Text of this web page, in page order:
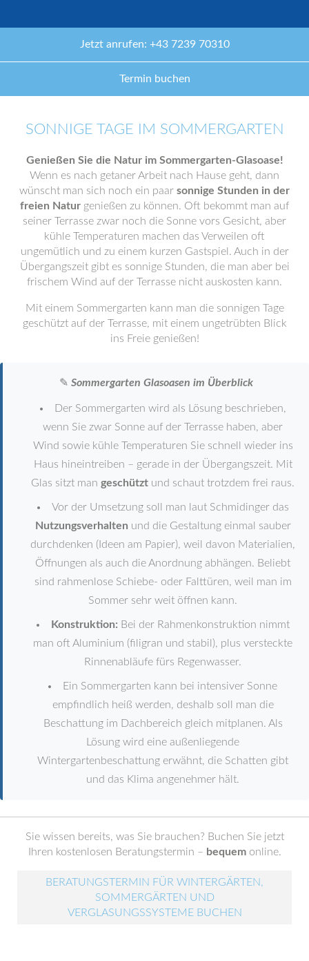
Jetzt anrufen: +43 7239 70310
Termin buchen
SONNIGE TAGE IM SOMMERGARTEN
Genießen Sie die Natur im Sommergarten-Glasoase!
Wenn es nach getaner Arbeit nach Hause geht, dann
wünscht man sich noch ein paar sonnige Stunden in der
freien Natur genießen zu können. Oft bekommt man auf
seiner Terrasse zwar noch die Sonne vors Gesicht, aber
kühle Temperaturen machen das Verweilen oft
ungemütlich und zu einem kurzen Gastspiel. Auch in der
Übergangszeit gibt es sonnige Stunden, die man aber bei
frischem Wind auf der Terrasse nicht auskosten kann.
Mit einem Sommergarten kann man die sonnigen Tage
geschützt auf der Terrasse, mit einem ungetrübten Blick
ins Freie genießen!
✎ Sommergarten Glasoasen im Überblick
Der Sommergarten wird als Lösung beschrieben,
wenn Sie zwar Sonne auf der Terrasse haben, aber
Wind sowie kühle Temperaturen Sie schnell wieder ins
Haus hineintreiben – gerade in der Übergangszeit. Mit
Glas sitzt man geschützt und schaut trotzdem frei raus.
Vor der Umsetzung soll man laut Schmidinger das
Nutzungsverhalten und die Gestaltung einmal sauber
durchdenken (Ideen am Papier), weil davon Materialien,
Öffnungen als auch die Anordnung abhängen. Beliebt
sind rahmenlose Schiebe- oder Falttüren, weil man im
Sommer sehr weit öffnen kann.
Konstruktion: Bei der Rahmenkonstruktion nimmt
man oft Aluminium (filigran und stabil), plus versteckte
Rinnenabläufe fürs Regenwasser.
Ein Sommergarten kann bei intensiver Sonne
empfindlich heiß werden, deshalb soll man die
Beschattung im Dachbereich gleich mitplanen. Als
Lösung wird eine außenliegende
Wintergartenbeschattung erwähnt, die Schatten gibt
und das Klima angenehmer hält.
Sie wissen bereits, was Sie brauchen? Buchen Sie jetzt
Ihren kostenlosen Beratungstermin – bequemonline.
BERATUNGSTERMIN FÜR WINTERGÄRTEN,
SOMMERGÄRTEN UND
VERGLASUNGSSYSTEME BUCHEN